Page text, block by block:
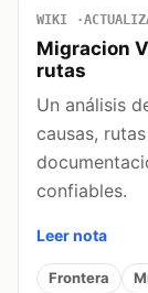
WIKI
Migracion
rutas
Un análisis
causas,
confiables.
Leer nota
Frontera